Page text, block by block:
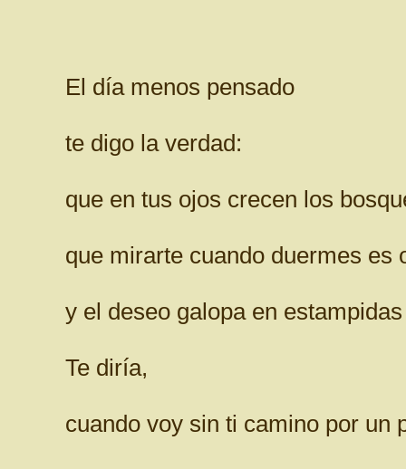
El día menos pensado
te digo la verdad:
que en tus ojos crecen los
que mirarte cuando duermes es
y el deseo galopa en
Te diría,
cuando voy sin ti camino por un